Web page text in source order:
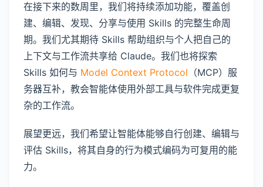
在接下来的数周里，我们将持续添加功能，覆盖创
建、编辑、发现、分享与使用 Skills 的完整生命周
期。我们尤其期待 Skills 帮助组织与个人把自己的
上下文与工作流共享给 Claude。我们也将探索
Skills 如何与 Model Context Protocol （MCP）服
务器互补，教会智能体使用外部工具与软件完成更复
杂的工作流。
展望更远，我们希望让智能体能够自行创建、编辑与
评估 Skills，将其自身的行为模式编码为可复用的能
力。